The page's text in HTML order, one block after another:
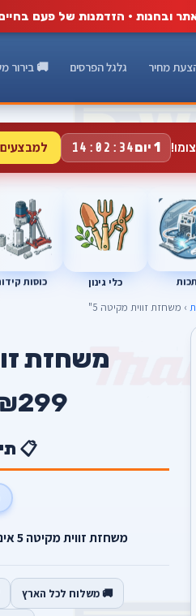
ובחנות · הזדמנות של פעם
מחיר גלגל הפרסים 🚚 בירור
1 יום 14:02:33
כלי גינון כוסות
› משחזת זווית מקיטה 5"
משחזת
📋
משחזת זווית מקיטה 5 אינץ כולל 5 דיסקים מתנה 840 וואט.
🚚 משלוח לכל הארץ